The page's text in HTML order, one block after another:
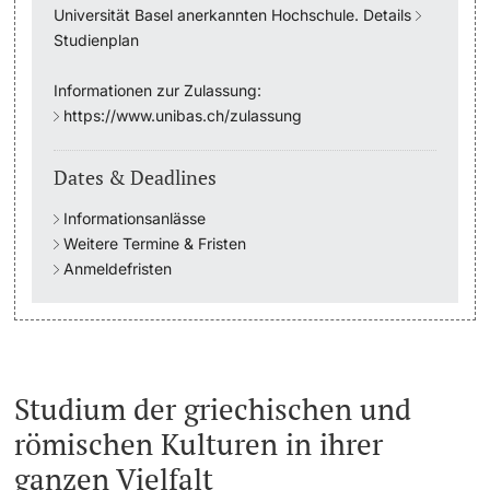
Academic Advice
Student Advice Center
Career Counseling
Social Services & Health Care
Military & Civilian Service
Inclusive University
Universität Basel anerkannten Hochschule. Details
Studienplan
Informationen zur Zulassung:
https://www.unibas.ch/zulassung
Dates & Deadlines
Informationsanlässe
Weitere Termine & Fristen
Anmeldefristen
Studium der griechischen und
römischen Kulturen in ihrer
ganzen Vielfalt